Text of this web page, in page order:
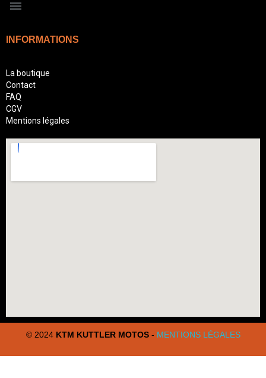
INFORMATIONS
La boutique
Contact
FAQ
CGV
Mentions légales
© 2024 KTM KUTTLER MOTOS- MENTIONS LÉGALES